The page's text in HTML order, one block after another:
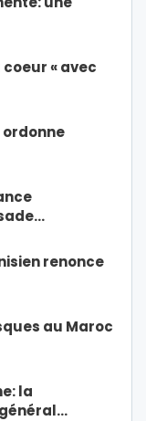
« avec
ordonne
renonce
au Maroc
la